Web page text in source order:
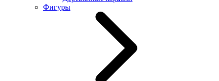
Фигуры